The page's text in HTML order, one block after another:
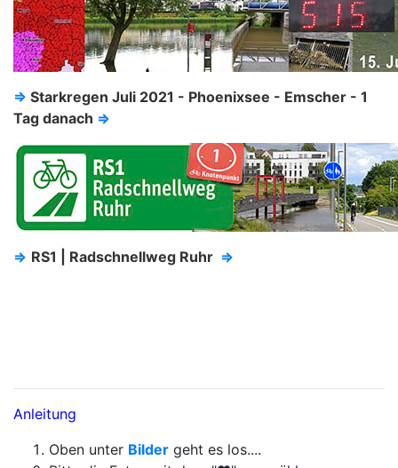
⇒ Starkregen Juli 2021 - Phoenixsee - Emscher - 1
Tag danach ⇒
⇒ RS1 | Radschnellweg Ruhr ⇒
Anleitung
Oben unter Bilder geht es los....